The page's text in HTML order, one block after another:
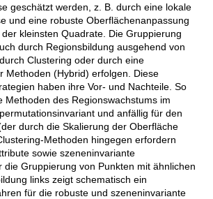
geschätzt werden, z. B. durch eine lokale
und eine robuste Oberflächenanpassung
kleinsten Quadrate. Die Gruppierung
durch Regionsbildung ausgehend von
Clustering oder durch eine
Methoden (Hybrid) erfolgen. Diese
haben ihre Vor- und Nachteile. So
Methoden des Regionswachstums im
und anfällig für den
durch die Skalierung der Oberfläche
Methoden hingegen erfordern
sowie szeneninvariante
die Gruppierung von Punkten mit ähnlichen
links zeigt schematisch ein
für die robuste und szeneninvariante